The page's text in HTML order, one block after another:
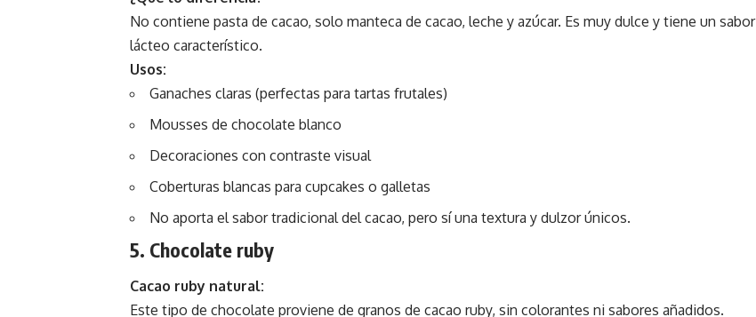
No contiene pasta de cacao, solo manteca de cacao, leche y azúcar. Es muy dulce y tiene un sabor
lácteo característico.
Usos:
Ganaches claras (perfectas para tartas frutales)
Mousses de chocolate blanco
Decoraciones con contraste visual
Coberturas blancas para cupcakes o galletas
No aporta el sabor tradicional del cacao, pero sí una textura y dulzor únicos.
5. Chocolate ruby
Cacao ruby natural:
Este tipo de chocolate proviene de granos de cacao ruby, sin colorantes ni sabores añadidos.